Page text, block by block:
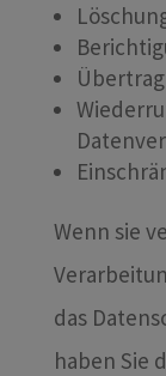
Wenn sie
das
haben Sie